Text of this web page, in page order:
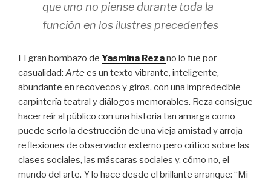
que uno no piense durante toda la
función en los ilustres precedentes
El gran bombazo de Yasmina Rezano lo fue por
casualidad: Arte es un texto vibrante, inteligente,
abundante en recovecos y giros, con una impredecible
carpintería teatral y diálogos memorables. Reza consigue
hacer reír al público con una historia tan amarga como
puede serlo la destrucción de una vieja amistad y arroja
reflexiones de observador externo pero crítico sobre las
clases sociales, las máscaras sociales y, cómo no, el
mundo del arte. Y lo hace desde el brillante arranque: “Mi